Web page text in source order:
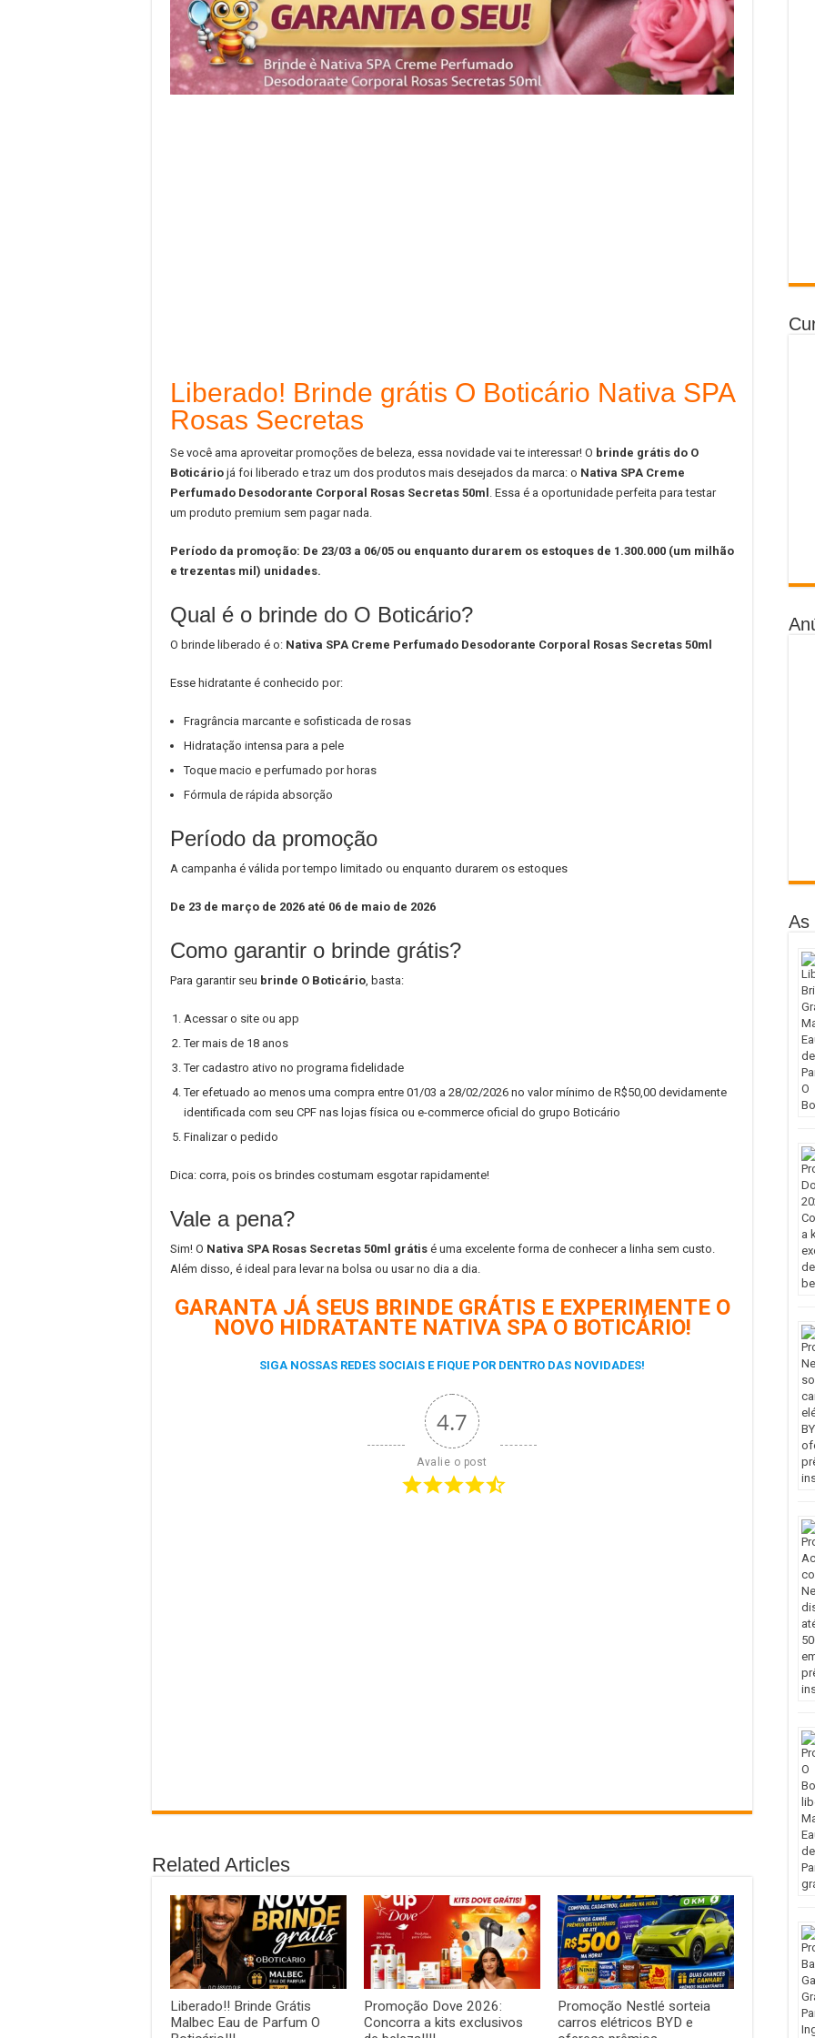
Liberado! Brinde grátis O Boticário Nativa SPA
Rosas Secretas
Se você ama aproveitar promoções de beleza, essa novidade vai te interessar! O brinde grátis do O
Boticário já foi liberado e traz um dos produtos mais desejados da marca: o Nativa SPA Creme
Perfumado Desodorante Corporal Rosas Secretas 50ml . Essa é a oportunidade perfeita para testar
um produto premium sem pagar nada.
Período da promoção: De 23/03 a 06/05 ou enquanto durarem os estoques de 1.300.000 (um milhão
e trezentas mil) unidades.
Qual é o brinde do O Boticário?
O brinde liberado é o: Nativa SPA Creme Perfumado Desodorante Corporal Rosas Secretas 50ml
Esse hidratante é conhecido por:
Fragrância marcante e sofisticada de rosas
Hidratação intensa para a pele
Toque macio e perfumado por horas
Fórmula de rápida absorção
Período da promoção
A campanha é válida por tempo limitado ou enquanto durarem os estoques
De 23 de março de 2026 até 06 de maio de 2026
Como garantir o brinde grátis?
Para garantir seu brinde O Boticário, basta:
Acessar o site ou app
Ter mais de 18 anos
Ter cadastro ativo no programa fidelidade
Ter efetuado ao menos uma compra entre 01/03 a 28/02/2026 no valor mínimo de R$50,00 devidamente
identificada com seu CPF nas lojas física ou e-commerce oficial do grupo Boticário
Finalizar o pedido
Dica: corra, pois os brindes costumam esgotar rapidamente!
Vale a pena?
Sim! O Nativa SPA Rosas Secretas 50ml grátis é uma excelente forma de conhecer a linha sem custo.
Além disso, é ideal para levar na bolsa ou usar no dia a dia.
GARANTA JÁ SEUS BRINDE GRÁTIS E EXPERIMENTE O
NOVO HIDRATANTE NATIVA SPA O BOTICÁRIO!
SIGA NOSSAS REDES SOCIAIS E FIQUE POR DENTRO DAS NOVIDADES!
4.7
Avalie o post
Related Articles
Liberado!! Brinde Grátis
Malbec Eau de Parfum O
Promoção Dove 2026:
Concorra a kits exclusivos
Promoção Nestlé sorteia
carros elétricos BYD e
As